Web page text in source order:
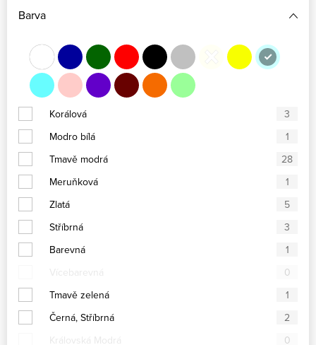
Barva
Korálová
3
Modro bílá
1
Tmavě modrá
28
Meruňková
1
Zlatá
5
Stříbrná
3
Barevná
1
Vícebarevná
0
Tmavě zelená
1
Černá, Stříbrná
2
Královská Modrá
0